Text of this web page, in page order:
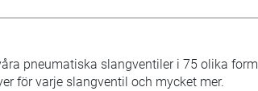
pneumatiska slangventiler i 75 olika
för varje slangventil och mycket mer.